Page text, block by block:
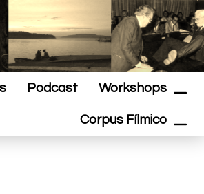
Podcast Workshops
Corpus Fílmico